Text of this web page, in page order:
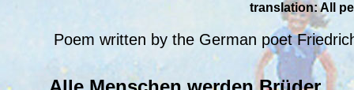
translation: All
Poem written by the German poet